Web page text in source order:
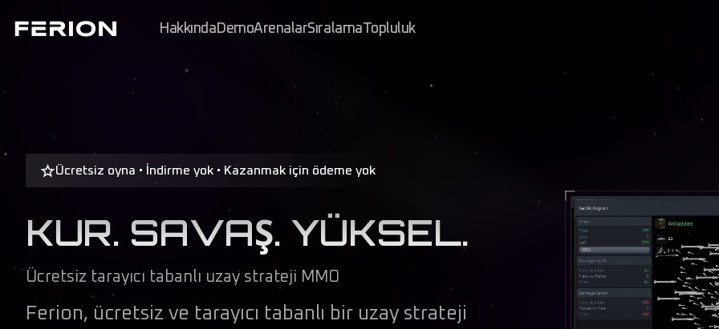
HakkındaDemoArenalarSıralamaTopluluk
Ücretsiz oyna • İndirme yok • Kazanmak için ödeme yok
KUR. SAVAŞ. YÜKSEL.
Ücretsiz tarayıcı tabanlı uzay strateji MMO
Ferion, ücretsiz ve tarayıcı tabanlı bir uzay strateji